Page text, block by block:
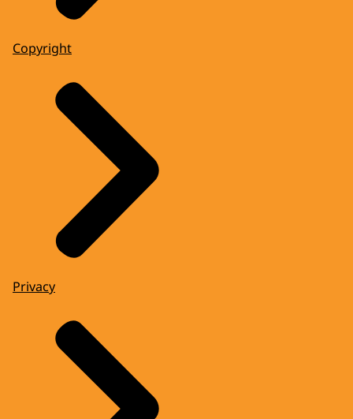
Copyright
Privacy